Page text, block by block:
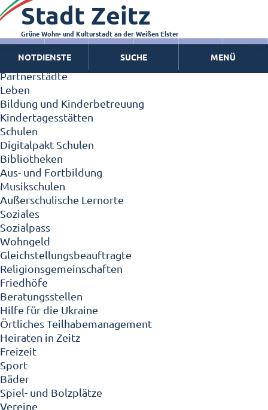
Zeitz - Die Kleinstadt
Willkommen in Zeitz!
Interview mit Oberbürgermeister Christian Thieme
Zeitz - Stadt der Zukunft
Ortschaften
Partnerstädte
Leben
Bildung und Kinderbetreuung
Kindertagesstätten
Schulen
Digitalpakt Schulen
Bibliotheken
Aus- und Fortbildung
Musikschulen
Außerschulische Lernorte
Soziales
Sozialpass
Wohngeld
Gleichstellungsbeauftragte
Religionsgemeinschaften
Friedhöfe
Beratungsstellen
Hilfe für die Ukraine
Örtliches Teilhabemanagement
Heiraten in Zeitz
Freizeit
Sport
Bäder
Spiel- und Bolzplätze
Vereine
Stadt Zeitz
Grüne Wohn- und Kulturstadt an der Weißen Elster
NOTDIENSTE SUCHE MENÜ